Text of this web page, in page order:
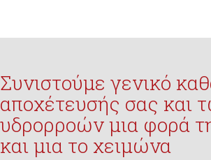
Συνιστούμε γενικό
αποχέτευσής σας και
υδρορροώνμια φορά
και μια το χειμώνα